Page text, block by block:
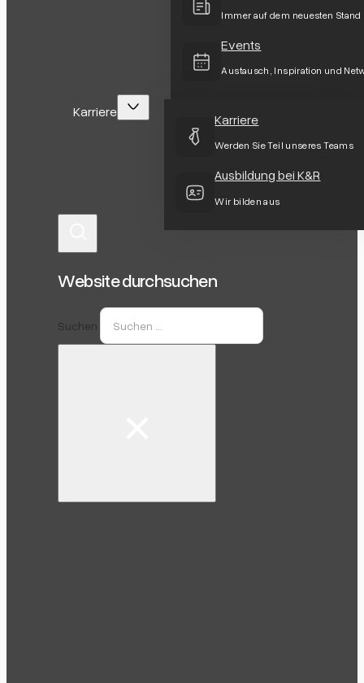
Immer auf dem neuesten Stand
Events
Austausch, Inspiration und
Karriere Karriere
Werden Sie Teil unseres Teams
Ausbildung bei K&R
Wir bilden aus
Website durchsuchen
Suchen